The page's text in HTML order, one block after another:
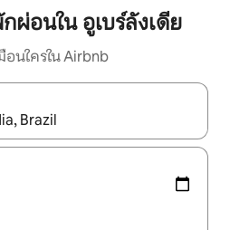
อนใน อูเบร์ลังเดีย
นใครใน Airbnb
ผัสหรือปัด เพื่อสำรวจผลการค้นหา